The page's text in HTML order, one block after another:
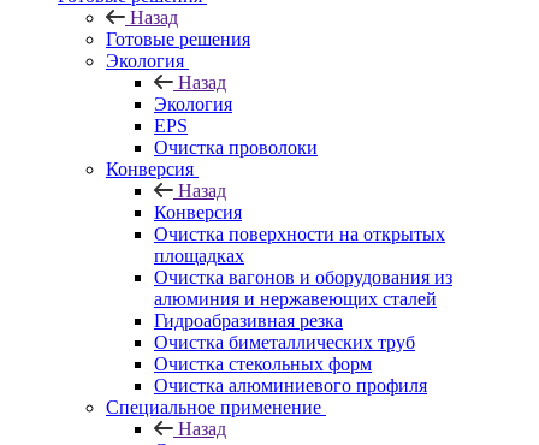
Назад
Готовые решения
Экология
Назад
Экология
EPS
Очистка проволоки
Конверсия
Назад
Конверсия
Очистка поверхности на открытых
площадках
Очистка вагонов и оборудования из
алюминия и нержавеющих сталей
Гидроабразивная резка
Очистка биметаллических труб
Очистка стекольных форм
Очистка алюминиевого профиля
Специальное применение
Назад